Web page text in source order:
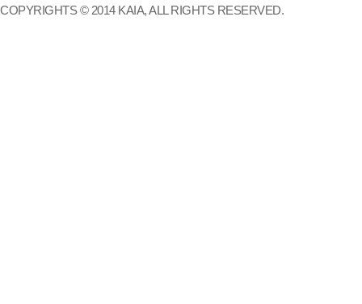
COPYRIGHTS © 2014 KAIA, ALL RIGHTS RESERVED.